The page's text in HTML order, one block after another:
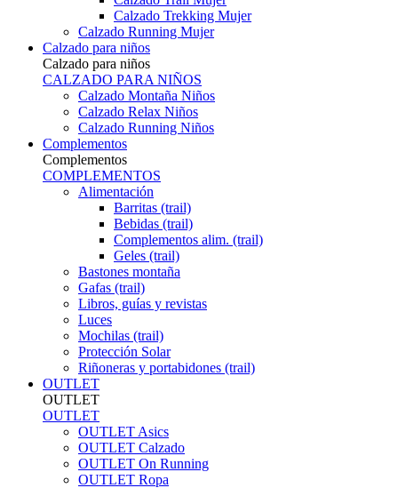
Calzado Trekking Mujer
Calzado Running Mujer
Calzado para niños
Calzado para niños
CALZADO PARA NIÑOS
Calzado Montaña Niños
Calzado Relax Niños
Calzado Running Niños
Complementos
Complementos
COMPLEMENTOS
Alimentación
Barritas (trail)
Bebidas (trail)
Complementos alim. (trail)
Geles (trail)
Bastones montaña
Gafas (trail)
Libros, guías y revistas
Luces
Mochilas (trail)
Protección Solar
Riñoneras y portabidones (trail)
OUTLET
OUTLET
OUTLET
OUTLET Asics
OUTLET Calzado
OUTLET On Running
OUTLET Ropa